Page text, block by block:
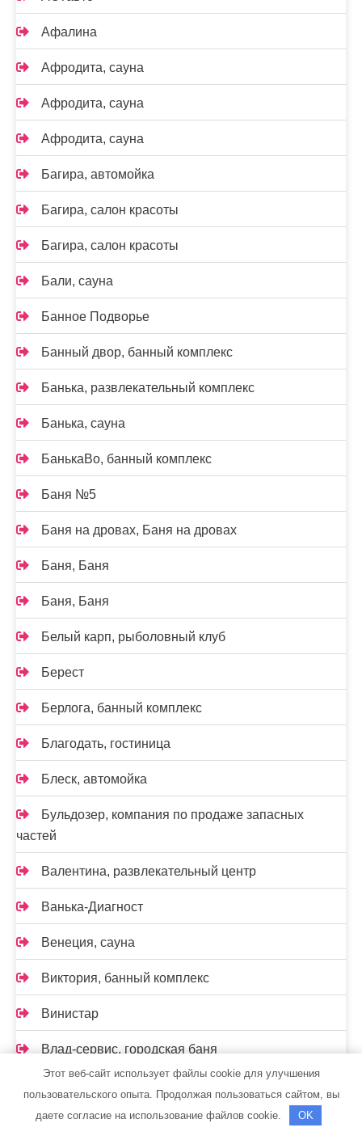
Афалина
Афродита, сауна
Афродита, сауна
Афродита, сауна
Багира, автомойка
Багира, салон красоты
Багира, салон красоты
Бали, сауна
Банное Подворье
Банный двор, банный комплекс
Банька, развлекательный комплекс
Банька, сауна
БанькаВо, банный комплекс
Баня №5
Баня на дровах, Баня на дровах
Баня, Баня
Баня, Баня
Белый карп, рыболовный клуб
Берест
Берлога, банный комплекс
Благодать, гостиница
Блеск, автомойка
Бульдозер, компания по продаже запасных
частей
Валентина, развлекательный центр
Ванька-Диагност
Венеция, сауна
Виктория, банный комплекс
Винистар
Влад-сервис, городская баня
Газель сервис
Этот веб-сайт использует файлы cookie для улучшения
пользовательского опыта. Продолжая пользоваться сайтом, вы
даете согласие на использование файлов cookie.
OK